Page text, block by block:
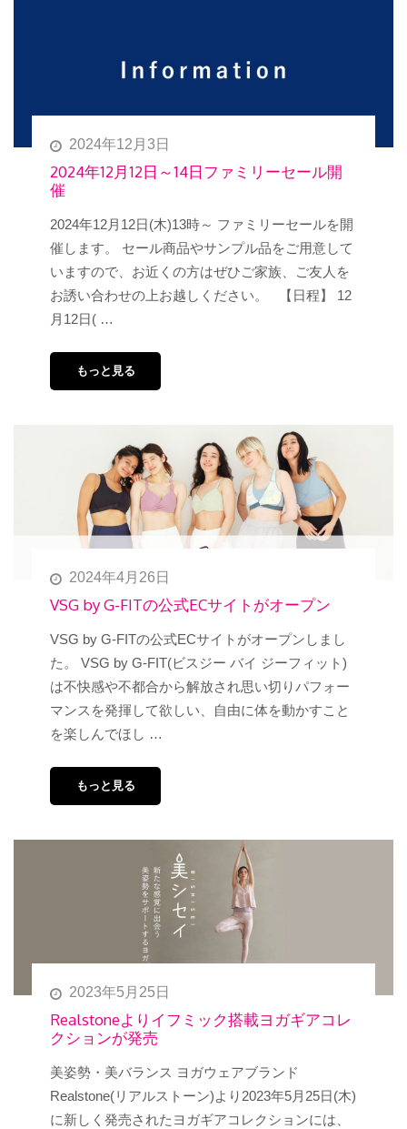
2024年12月3日
2024年12月12日～14日ファミリーセール開
催
2024年12月12日(木)13時～ ファミリーセールを開
催します。 セール商品やサンプル品をご用意して
いますので、お近くの方はぜひご家族、ご友人を
お誘い合わせの上お越しください。 【日程】 12
月12日( …
もっと見る
2024年4月26日
VSG by G-FITの公式ECサイトがオープン
VSG by G-FITの公式ECサイトがオープンしまし
た。 VSG by G-FIT(ビスジー バイ ジーフィット)
は不快感や不都合から解放され思い切りパフォー
マンスを発揮して欲しい、自由に体を動かすこと
を楽しんでほし …
もっと見る
2023年5月25日
Realstoneよりイフミック搭載ヨガギアコレ
クションが発売
美姿勢・美バランス ヨガウェアブランド
Realstone(リアルストーン)より2023年5月25日(木)
に新しく発売されたヨガギアコレクションには、